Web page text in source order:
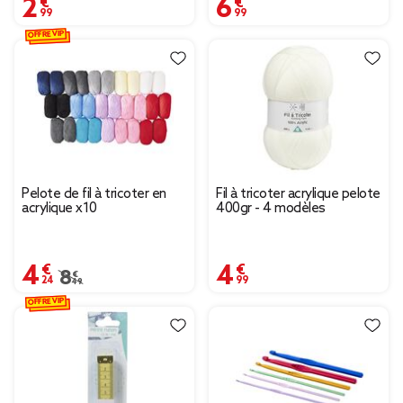
Pelote de fil à tricoter en
acrylique x10
4,24 €
Prix remisé de 8,49 € à 4,24 €
8,49 €
OFFRE VIP
Fil à tricoter acrylique pelote
400gr - 4 modèles
4,99 €
OFFRE VIP